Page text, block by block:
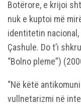
Botërore, e krijoi
nuk e kuptoi më
identitetin nacional,
Çashule. Do t’i
“Bolno pleme”)
“Në këtë
vullnetarizmi në